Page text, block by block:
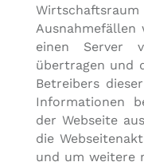
Ausnahmefällen
einen Server
übertragen und
Betreibers
Informationen
der Webseite
die
und um weitere